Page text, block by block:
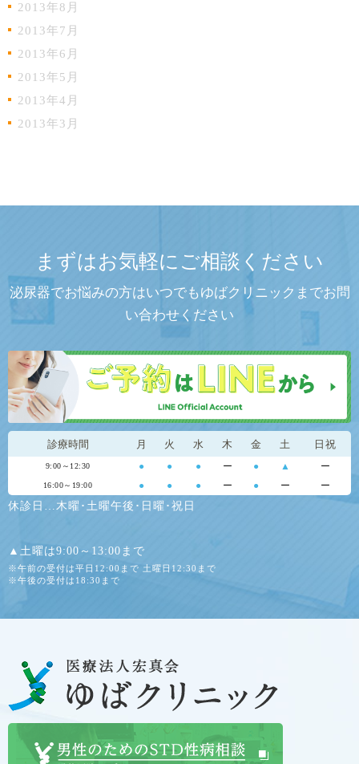
2013年8月
2013年7月
2013年6月
2013年5月
2013年4月
2013年3月
まずはお気軽にご相談ください
泌尿器でお悩みの方はいつでもゆばクリニックまでお問
い合わせください
診療時間 月 火 水 木 金 土 日祝
9:00～12:30 ● ● ● ー ● ▲ ー
16:00～19:00 ● ● ● ー ● ー ー
休診日…木曜･土曜午後･日曜･祝日
▲土曜は9:00～13:00まで
※午前の受付は平日12:00まで 土曜日12:30まで
※午後の受付は18:30まで